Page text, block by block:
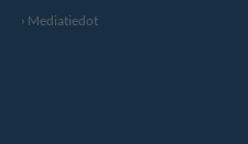
Mediatiedot